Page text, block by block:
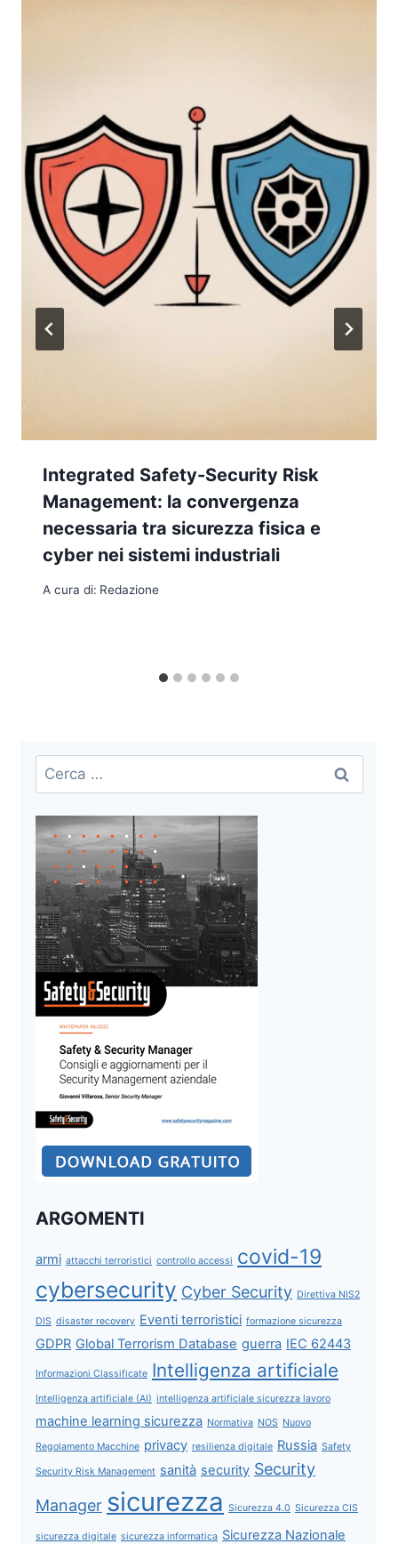
Integrated Safety-Security Risk
Management: la convergenza
necessaria tra sicurezza fisica e
cyber nei sistemi industriali
A cura di: Redazione
Ricerca
per:
ARGOMENTI
armi attacchi terroristici controllo accessi covid-19
cybersecurity Cyber Security Direttiva NIS2
DIS disaster recovery Eventi terroristici formazione sicurezza
GDPR Global Terrorism Database guerra IEC 62443
Informazioni Classificate Intelligenza artificiale
Intelligenza artificiale (AI) intelligenza artificiale sicurezza lavoro
machine learning sicurezza Normativa NOS Nuovo
Regolamento Macchine privacy resilienza digitale Russia Safety
Security Risk Management sanità security Security
Manager sicurezza Sicurezza 4.0 Sicurezza CIS
sicurezza digitale sicurezza informatica Sicurezza Nazionale